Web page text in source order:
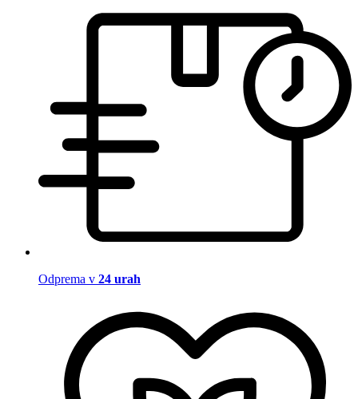
Odprema v 24 urah